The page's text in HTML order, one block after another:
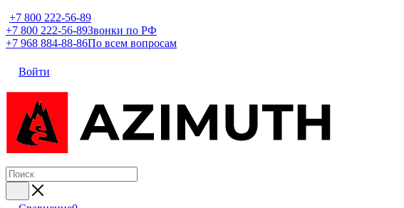
+7 800 222-56-89
+7 800 222-56-89Звонки по РФ
+7 968 884-88-86По всем вопросам
Войти